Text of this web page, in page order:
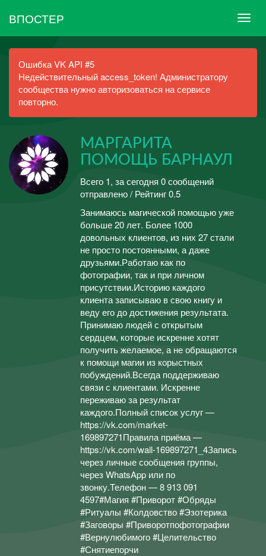
ВПОСТЕР
Ошибка VK API #5
Недействительный access_token! Администратору
сообщества нужно авторизоваться на сервисе
повторно.
МАРГАРИТА
ПОМОЩЬ БАРНАУЛ
Всего 1, за сегодня 0 сообщений
отправлено / Рейтинг 0.5
Занимаюсь магической помощью уже
больше 20 лет. Более 1000
довольных клиентов, из них 27 стали
не просто постоянными, а даже
друзьями.Работаю как по
фотографии, так и при личном
присутствии.Историю каждого
клиента записываю в свою книгу и
веду его до достижения результата.
Принимаю людей с открытым
сердцем, которые искренне хотят
получить желаемое, а не обращаются
к помощи магии из корыстных
побуждений.Всегда поддерживаю
связи с клиентами. Искренне
переживаю за результат
каждого.Полный список услуг —
https://vk.com/market-
169897271Правила приёма —
https://vk.com/wall-169897271_4Запись
через личные сообщения группы,
через WhatsApp или по
звонку.Телефон — 8 913 091
4597#Магия #Приворот #Обряды
#Ритуалы #Колдовство #Эзотерика
#Заговоры #Приворотпофотографии
#Вернулюбимого #Целительство
#Снятиепорчи